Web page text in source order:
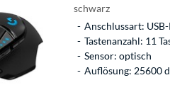
schwarz
Anschlussart:
Tastenanzahl: 11
Sensor: optisch
Auflösung: 25600